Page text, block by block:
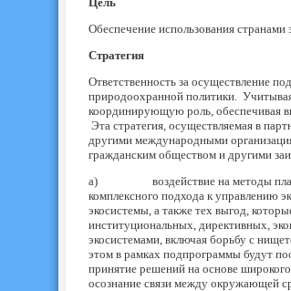
Обеспечение использования
Стратегия
Ответственность за осуществление
природоохранной политики.
координирующую роль, обеспечивая
Эта стратегия, осуществляемая в
другими международными
гражданским обществом и другими
a) воздействие на методы
комплексного подхода к управлению
экосистемы, а также тех выгод,
институциональных, директивных,
экосистемами, включая борьбу с
этом в рамках подпрограммы будут
принятие решений на основе
осознание связи между окружающей